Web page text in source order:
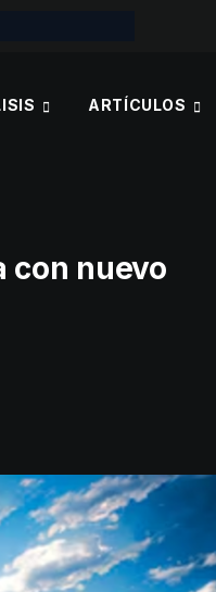
ARTÍCULOS
con nuevo